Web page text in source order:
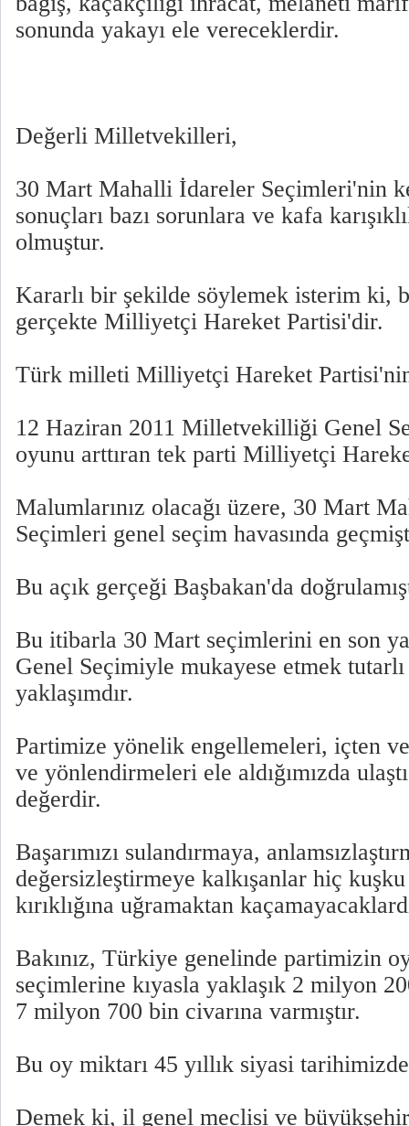
sonunda yakayı ele vereceklerdir.
Değerli Milletvekilleri,
30 Mart Mahalli İdareler Seçimleri'nin
sonuçları bazı sorunlara ve kafa
olmuştur.
Kararlı bir şekilde söylemek isterim ki,
gerçekte Milliyetçi Hareket Partisi'dir.
Türk milleti Milliyetçi Hareket
12 Haziran 2011 Milletvekilliği Genel
oyunu arttıran tek parti Milliyetçi
Malumlarınız olacağı üzere, 30 Mart
Seçimleri genel seçim havasında
Bu açık gerçeği Başbakan'da
Bu itibarla 30 Mart seçimlerini en son
Genel Seçimiyle mukayese etmek
yaklaşımdır.
Partimize yönelik engellemeleri, içten ve
ve yönlendirmeleri ele aldığımızda
değerdir.
Başarımızı sulandırmaya,
değersizleştirmeye kalkışanlar hiç
kırıklığına uğramaktan
Bakınız, Türkiye genelinde partimizin oy
seçimlerine kıyasla yaklaşık 2 milyon
7 milyon 700 bin civarına varmıştır.
Bu oy miktarı 45 yıllık siyasi
Demek ki, il genel meclisi ve